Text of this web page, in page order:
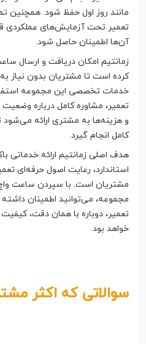
مانند روز اول حفظ شود. همچنین
تعمیر تحت آزمایش‌های عملکردی
آن‌ها اطمینان حاصل شود.
زمانتیم امکان دریافت و ارسال
کرده است تا مشتریان بدون نیاز به
خدمات تخصصی این مجموعه
تعمیر، مشاوره کامل درباره
و هزینه‌ها به مشتری ارائه می‌شود
کامل انجام گیرد.
هدف اصلی زمانتیم ارائه خدماتی
استاندارد، رعایت اصول حرفه‌ای
مشتریان است. با سپردن ساعت
مجموعه، می‌توانید اطمینان
تعمیر، دوباره با همان دقت، کیفیت
خواهد بود.
سوالاتی که اکثر